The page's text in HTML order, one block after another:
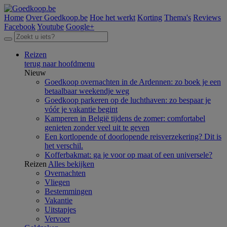
Home Over Goedkoop.be Hoe het werkt Korting Thema's Reviews
FacebookYoutube Google+
Reizen
terug naar hoofdmenu
Nieuw
Goedkoop overnachten in de Ardennen: zo boek je een
betaalbaar weekendje weg
Goedkoop parkeren op de luchthaven: zo bespaar je
vóór je vakantie begint
Kamperen in België tijdens de zomer: comfortabel
genieten zonder veel uit te geven
Een kortlopende of doorlopende reisverzekering? Dit is
het verschil.
Kofferbakmat: ga je voor op maat of een universele?
Reizen Alles bekijken
Overnachten
Vliegen
Bestemmingen
Vakantie
Uitstapjes
Vervoer